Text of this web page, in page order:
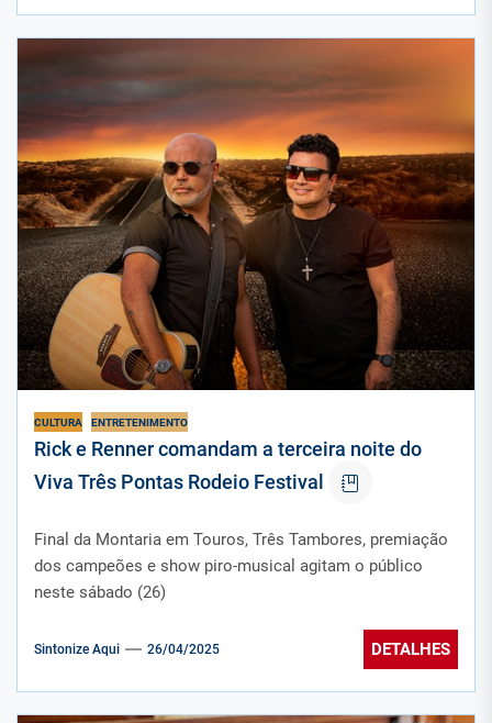
CULTURA ENTRETENIMENTO
Rick e Renner comandam a terceira noite do
Viva Três Pontas Rodeio Festival
Final da Montaria em Touros, Três Tambores, premiação
dos campeões e show piro-musical agitam o público
neste sábado (26)
Sintonize Aqui 26/04/2025 DETALHES